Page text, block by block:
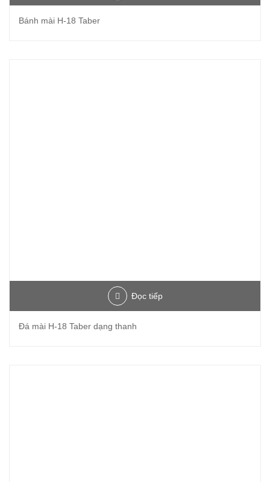
Bánh mài H-18 Taber
Đọc tiếp
Đá mài H-18 Taber dạng thanh